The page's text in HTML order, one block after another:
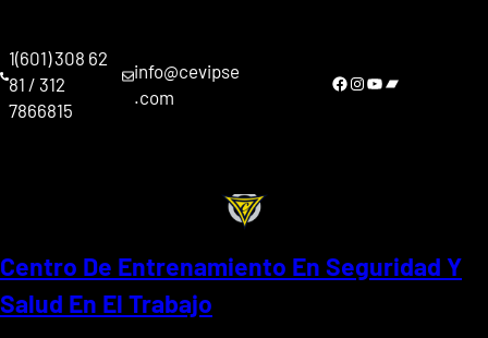
contenido
1(601) 308 62
81 / 312
7866815
info@cevipse
.com
Facebook Instagram YouTube Bandcamp
Centro De Entrenamiento En Seguridad Y
Salud En El Trabajo